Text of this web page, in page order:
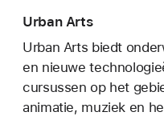
Urban Arts
Urban Arts biedt
en nieuwe
cursussen op het
animatie, muziek en